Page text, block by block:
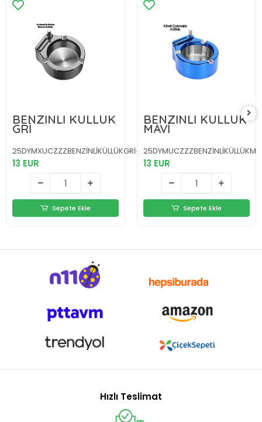
BENZİNLİ KÜLLÜK
GRİ
25DYMXUCZZZBENZİNLİKÜLLÜKGRİ-5
13 EUR
Sepete Ekle
BENZİNLİ KÜLLÜK
MAVİ
13 EUR
Sepete Ekle
Hızlı Teslimat